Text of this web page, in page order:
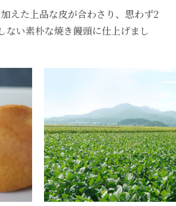
えた上品な皮が合わさり、思わず2
ない素朴な焼き饅頭に仕上げまし